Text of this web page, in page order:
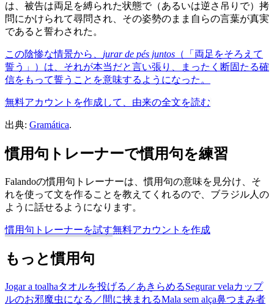
は、被告は両足を縛られた状態で（あるいは逆さ吊りで）拷
問にかけられて尋問され、その姿勢のまま自らの言葉が真実
であると誓わされた。
この陰惨な情景から、 jurar de pés juntos （「両足をそろえて
誓う」）は、それが本当だと言い張り、まったく断固たる確
信をもって誓うことを意味するようになった。
無料アカウントを作成して、由来の全文を読む
出典: Gramática.
慣用句トレーナーで慣用句を練習
Falandoの慣用句トレーナーは、慣用句の意味を見分け、そ
れを使って文を作ることを教えてくれるので、ブラジル人の
ように話せるようになります。
慣用句トレーナーを試す無料アカウントを作成
もっと慣用句
Jogar a toalhaタオルを投げる／あきらめるSegurar velaカップ
ルのお邪魔虫になる／間に挟まれるMala sem alça鼻つまみ者